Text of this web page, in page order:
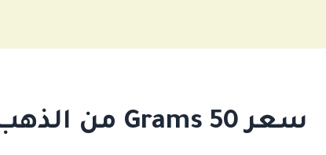
سعر 50 Grams من الذهب في الصومال اليوم